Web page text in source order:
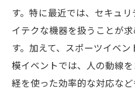
す。特に最近では、セキュ
イテクな機器を扱うことが
す。加えて、スポーツイベ
模イベントでは、人の動線
経を使った効率的な対応な